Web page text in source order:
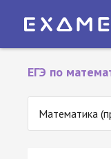
ЕГЭ по
Математика